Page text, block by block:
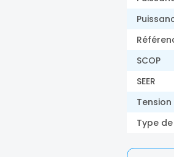
SCOP
SEER
Tension
Type